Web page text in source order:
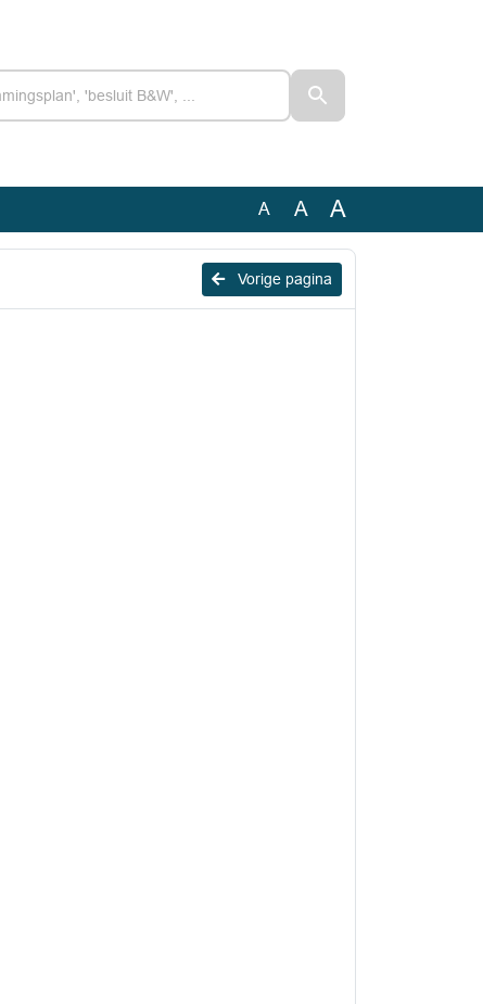
A A A
Vorige pagina